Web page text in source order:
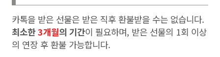
카톡을 받은 선물은 받은 직후 환불받을 수는 없습니다.
최소한3개월의 기간이 필요하며, 받은 선물의 1회 이상
의 연장 후 환불 가능합니다.